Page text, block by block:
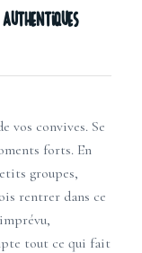
vos convives. Se
forts. En
groupes,
rentrer dans ce
tout ce qui fait